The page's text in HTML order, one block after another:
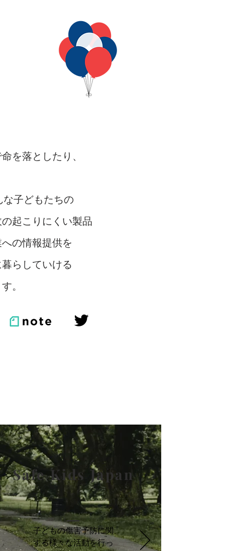
を落としたり、
子どもたちの
起こりにくい製品
の情報提供を
らしていける
。
Safe Kids Japan
子どもの傷害予防に関
する様々な活動を行っ